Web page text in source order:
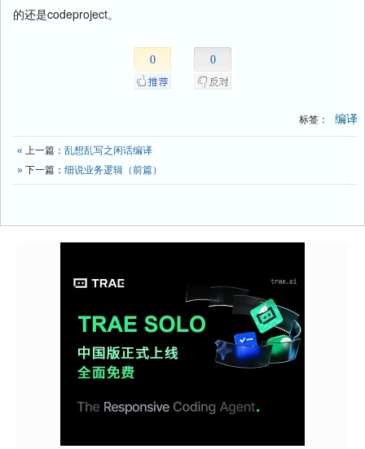
的还是codeproject。
0 0
标签： 编译
« 上一篇： 乱想乱写之闲话编译
» 下一篇： 细说业务逻辑（前篇）